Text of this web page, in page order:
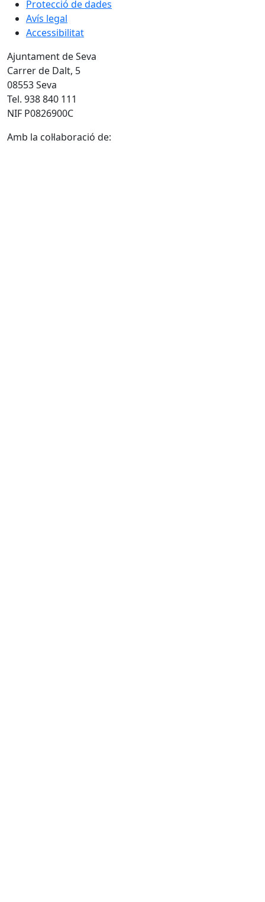
Protecció de dades
Avís legal
Accessibilitat
Ajuntament de Seva
Carrer de Dalt, 5
08553 Seva
Tel. 938 840 111
NIF P0826900C
Amb la col·laboració de: